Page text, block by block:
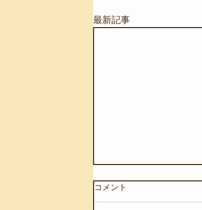
最新記事
コメント